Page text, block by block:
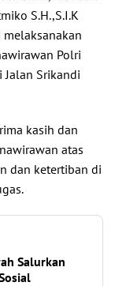
S.H.,S.I.K
melaksanakan
Polri
Jalan Srikandi
kasih dan
atas
dan ketertiban di
Salurkan